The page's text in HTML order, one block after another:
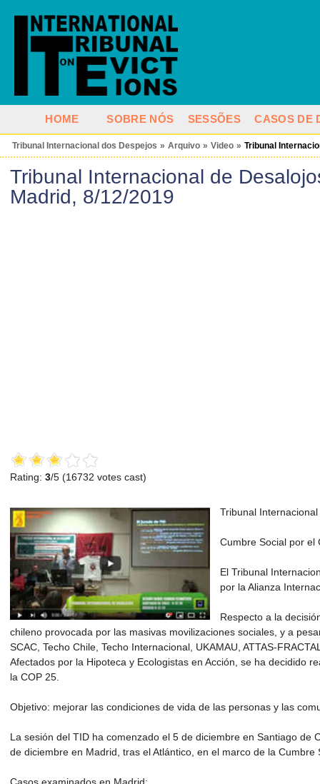
HOME SOBRE NÓS SESSÕES CASOS DE
Tribunal Internacional dos Despejos » Arquivo » Video » Tribunal
Tribunal Internacional de
Madrid, 8/12/2019
Rating: 3/5 (16732 votes cast)
Tribunal
Cumbre Social por el
El Tribunal
por la Alianza
Respecto a la
chileno provocada por las masivas movilizaciones sociales, y a
SCAC, Techo Chile, Techo Internacional, UKAMAU, ATTAS-
Afectados por la Hipoteca y Ecologistas en Acción, se ha decidido
la COP 25.
Objetivo: mejorar las condiciones de vida de las personas y las
La sesión del TID ha comenzado el 5 de diciembre en Santiago de
de diciembre en Madrid, tras el Atlántico, en el marco de la